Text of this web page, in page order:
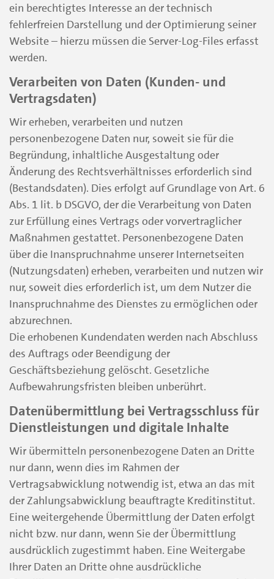
ein berechtigtes Interesse an der technisch
fehlerfreien Darstellung und der Optimierung seiner
Website – hierzu müssen die Server-Log-Files erfasst
werden.
Verarbeiten von Daten (Kunden- und
Vertragsdaten)
Wir erheben, verarbeiten und nutzen
personenbezogene Daten nur, soweit sie für die
Begründung, inhaltliche Ausgestaltung oder
Änderung des Rechtsverhältnisses erforderlich sind
(Bestandsdaten). Dies erfolgt auf Grundlage von Art. 6
Abs. 1 lit. b DSGVO, der die Verarbeitung von Daten
zur Erfüllung eines Vertrags oder vorvertraglicher
Maßnahmen gestattet. Personenbezogene Daten
über die Inanspruchnahme unserer Internetseiten
(Nutzungsdaten) erheben, verarbeiten und nutzen wir
nur, soweit dies erforderlich ist, um dem Nutzer die
Inanspruchnahme des Dienstes zu ermöglichen oder
abzurechnen.
Die erhobenen Kundendaten werden nach Abschluss
des Auftrags oder Beendigung der
Geschäftsbeziehung gelöscht. Gesetzliche
Aufbewahrungsfristen bleiben unberührt.
Datenübermittlung bei Vertragsschluss für
Dienstleistungen und digitale Inhalte
Wir übermitteln personenbezogene Daten an Dritte
nur dann, wenn dies im Rahmen der
Vertragsabwicklung notwendig ist, etwa an das mit
der Zahlungsabwicklung beauftragte Kreditinstitut.
Eine weitergehende Übermittlung der Daten erfolgt
nicht bzw. nur dann, wenn Sie der Übermittlung
ausdrücklich zugestimmt haben. Eine Weitergabe
Ihrer Daten an Dritte ohne ausdrückliche